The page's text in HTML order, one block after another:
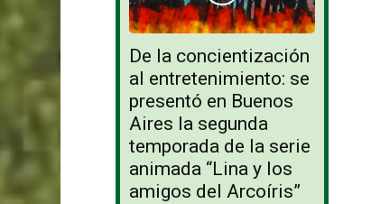
De la concientización
al entretenimiento: se
presentó en Buenos
Aires la segunda
temporada de la serie
animada “Lina y los
amigos del Arcoíris”